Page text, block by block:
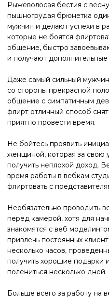
Рыжеволосая бестия с
пышногрудая брюнетка
мужчин и делают успехи в
которые не боятся
общение, быстро
и получают дополнительные
Даже самый сильный
со стороны прекрасной
общение с симпатичным
флирт отличный способ
приятно провести время.
Не бойтесь проявить
женщиной, которая за свою
получить неплохой доход.
время работы в вебкам
флиртовать с
Необязательно проводить
перед камерой, хотя для
знакомятся с веб
привлечь постоянных
несколько часов,
получить хорошие подарки
полениться несколько дней.
Больше всего за работу на